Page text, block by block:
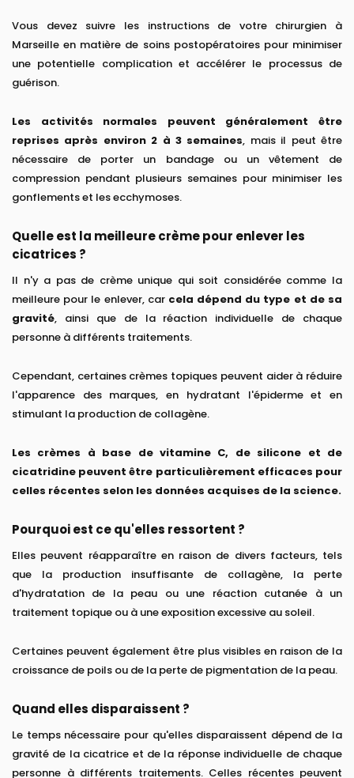
Vous devez suivre les instructions de votre chirurgien à
Marseille en matière de soins postopératoires pour minimiser
une potentielle complication et accélérer le processus de
guérison.
Les activités normales peuvent généralement être
reprises après environ 2 à 3 semaines, mais il peut être
nécessaire de porter un bandage ou un vêtement de
compression pendant plusieurs semaines pour minimiser les
gonflements et les ecchymoses.
Quelle est la meilleure crème pour enlever les
cicatrices ?
Il n'y a pas de crème unique qui soit considérée comme la
meilleure pour le enlever, car cela dépend du type et de sa
gravité, ainsi que de la réaction individuelle de chaque
personne à différents traitements.
Cependant, certaines crèmes topiques peuvent aider à réduire
l'apparence des marques, en hydratant l'épiderme et en
stimulant la production de collagène.
Les crèmes à base de vitamine C, de silicone et de
cicatridine peuvent être particulièrement efficaces pour
celles récentes selon les données acquises de la science.
Pourquoi est ce qu'elles ressortent ?
Elles peuvent réapparaître en raison de divers facteurs, tels
que la production insuffisante de collagène, la perte
d'hydratation de la peau ou une réaction cutanée à un
traitement topique ou à une exposition excessive au soleil.
Certaines peuvent également être plus visibles en raison de la
croissance de poils ou de la perte de pigmentation de la peau.
Quand elles disparaissent ?
Le temps nécessaire pour qu'elles disparaissent dépend de la
gravité de la cicatrice et de la réponse individuelle de chaque
personne à différents traitements. Celles récentes peuvent